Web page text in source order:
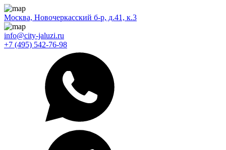
Москва, Новочеркасский б-р, д.41, к.3
info@city-jaluzi.ru
+7 (495) 542-76-98